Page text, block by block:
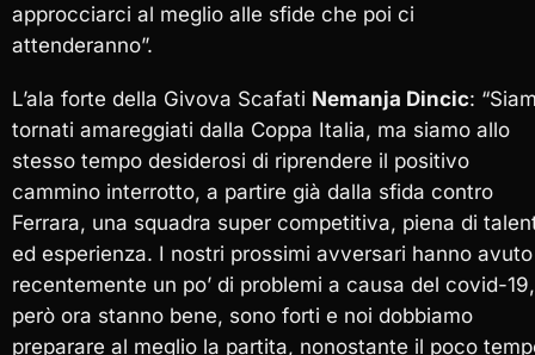
approcciarci al meglio alle sfide che poi ci
attenderanno”.
L’ala forte della Givova Scafati Nemanja Dincic:
tornati amareggiati dalla Coppa Italia, ma siamo allo
stesso tempo desiderosi di riprendere il positivo
cammino interrotto, a partire già dalla sfida contro
Ferrara, una squadra super competitiva, piena di
ed esperienza. I nostri prossimi avversari hanno avuto
recentemente un po’ di problemi a causa del covid-19,
però ora stanno bene, sono forti e noi dobbiamo
preparare al meglio la partita, nonostante il poco